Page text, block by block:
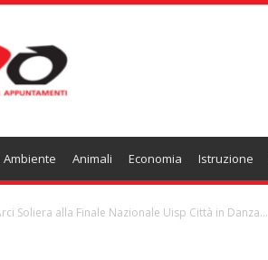
Ambiente Animali Economia Istruzione
Soliera alla Finale Nazionale Uisp Città in Danza...